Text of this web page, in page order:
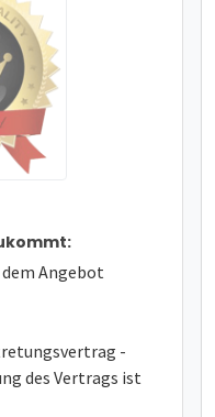
Angebot
-
des Vertrags ist